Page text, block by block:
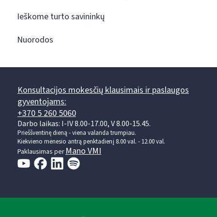
Ieškome turto savininkų
Nuorodos
Konsultacijos mokesčių klausimais ir paslaugos
gyventojams:
+370 5 260 5060
Darbo laikas: I-IV 8.00-17.00, V 8.00-15.45.
Prieššventinę dieną - viena valanda trumpiau.
Kiekvieno mėnesio antrą penktadienį 8.00 val. - 12.00 val.
Paklausimas perMano VMI